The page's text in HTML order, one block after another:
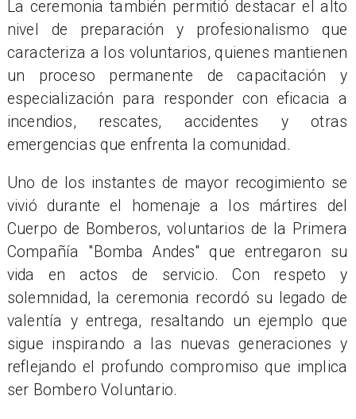
La ceremonia también permitió destacar el alto
nivel de preparación y profesionalismo que
caracteriza a los voluntarios, quienes mantienen
un proceso permanente de capacitación y
especialización para responder con eficacia a
incendios, rescates, accidentes y otras
emergencias que enfrenta la comunidad.
Uno de los instantes de mayor recogimiento se
vivió durante el homenaje a los mártires del
Cuerpo de Bomberos, voluntarios de la Primera
Compañía "Bomba Andes" que entregaron su
vida en actos de servicio. Con respeto y
solemnidad, la ceremonia recordó su legado de
valentía y entrega, resaltando un ejemplo que
sigue inspirando a las nuevas generaciones y
reflejando el profundo compromiso que implica
ser Bombero Voluntario.